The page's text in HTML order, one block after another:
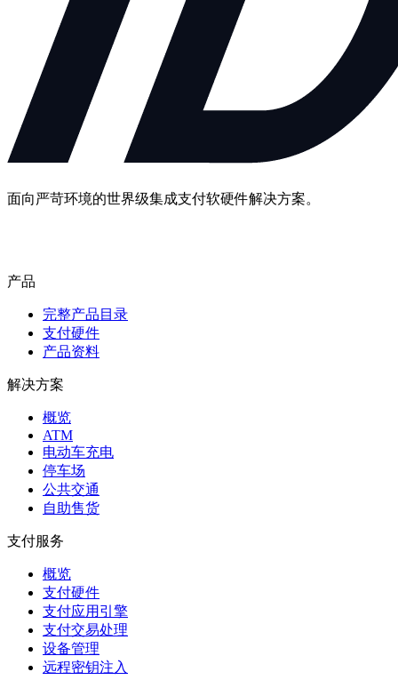
面向严苛环境的世界级集成支付软硬件解决方案。
产品
完整产品目录
支付硬件
产品资料
解决方案
概览
ATM
电动车充电
停车场
公共交通
自助售货
支付服务
概览
支付硬件
支付应用引擎
支付交易处理
设备管理
远程密钥注入